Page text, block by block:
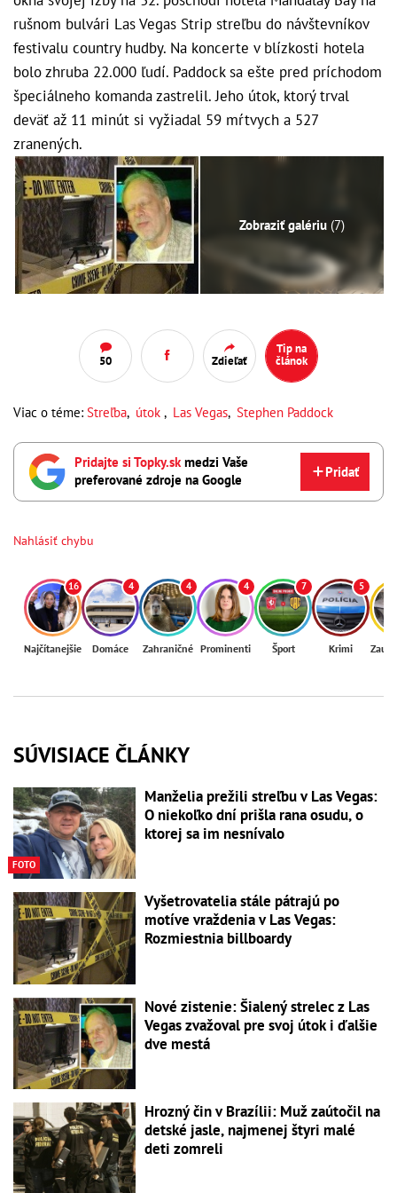
rušnom bulvári Las Vegas Strip streľbu do návštevníkov
festivalu country hudby. Na koncerte v blízkosti hotela
bolo zhruba 22.000 ľudí. Paddock sa ešte pred príchodom
špeciálneho komanda zastrelil. Jeho útok, ktorý trval
deväť až 11 minút si vyžiadal 59 mŕtvych a 527
zranených.
Zobraziť galériu (7)
50 Zdieľať
Tip na
článok
Viac o téme: Streľba, útok , Las Vegas, Stephen Paddock
Pridajte si Topky.skmedzi Vaše
preferované zdroje na Google
Pridať
Nahlásiť chybu
16
Najčítanejšie
4
Domáce
4
Zahraničné
4
Prominenti
7
Šport
5
Krimi
SÚVISIACE ČLÁNKY
FOTO
Manželia prežili streľbu v Las Vegas:
O niekoľko dní prišla rana osudu, o
ktorej sa im nesnívalo
Vyšetrovatelia stále pátrajú po
motíve vraždenia v Las Vegas:
Rozmiestnia billboardy
Nové zistenie: Šialený strelec z Las
Vegas zvažoval pre svoj útok i ďalšie
dve mestá
Hrozný čin v Brazílii: Muž zaútočil na
detské jasle, najmenej štyri malé
deti zomreli